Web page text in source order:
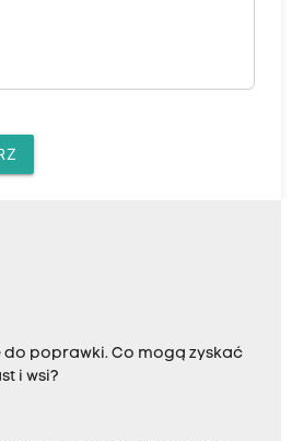
do poprawki. Co mogą zyskać
i wsi?